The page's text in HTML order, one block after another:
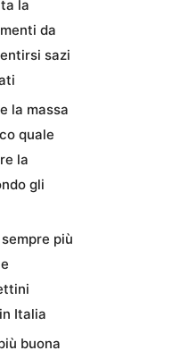
la
da
sazi
la massa
quale
la
gli
più
Italia
buona